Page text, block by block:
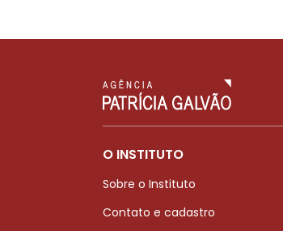
O INSTITUTO
Sobre o Instituto
Contato e cadastro